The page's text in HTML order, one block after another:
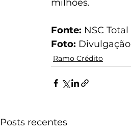
milhões.
Fonte: NSC Total
Foto: Divulgação
Ramo Crédito
Posts recentes